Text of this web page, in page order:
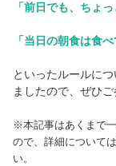
「前日でも、ちょ
「当日の朝食は食
といったルールに
ましたので、ぜひ
※本記事はあくまで
ので、詳細について
い。